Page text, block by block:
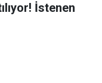
İstenen